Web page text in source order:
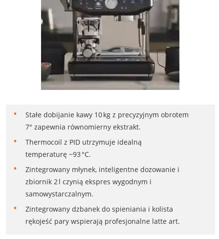
Stałe dobijanie kawy 10 kg z precyzyjnym obrotem
7° zapewnia równomierny ekstrakt.
Thermocoil z PID utrzymuje idealną
temperaturę ~93 °C.
Zintegrowany młynek, inteligentne dozowanie i
zbiornik 2 l czynią ekspres wygodnym i
samowystarczalnym.
Zintegrowany dzbanek do spieniania i kolista
rękojeść pary wspierają profesjonalne latte art.